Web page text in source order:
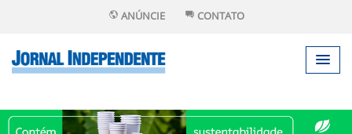
ANÚNCIE CONTATO